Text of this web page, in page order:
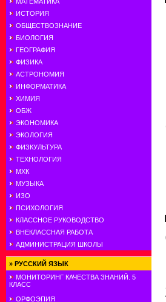
ИСТОРИЯ
ОБЩЕСТВОЗНАНИЕ
БИОЛОГИЯ
ГЕОГРАФИЯ
ФИЗИКА
АСТРОНОМИЯ
ИНФОРМАТИКА
ХИМИЯ
ОБЖ
ЭКОНОМИКА
ЭКОЛОГИЯ
ФИЗКУЛЬТУРА
ТЕХНОЛОГИЯ
МХК
МУЗЫКА
ИЗО
ПСИХОЛОГИЯ
КЛАССНОЕ РУКОВОДСТВО
ВНЕКЛАССНАЯ РАБОТА
АДМИНИСТРАЦИЯ ШКОЛЫ
» РУССКИЙ ЯЗЫК
МОНИТОРИНГ КАЧЕСТВА ЗНАНИЙ. 5
КЛАСС
ОРФОЭПИЯ